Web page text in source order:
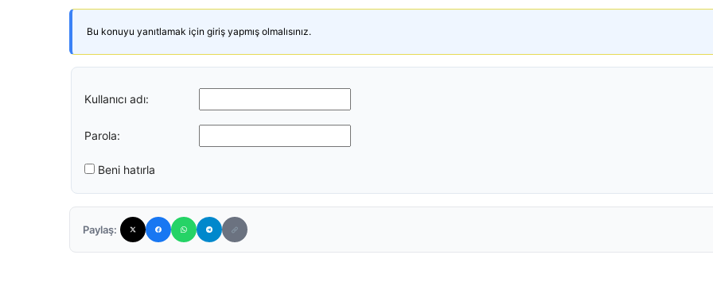
Bu konuyu yanıtlamak için giriş yapmış olmalısınız.
Kullanıcı adı:
Parola:
Beni hatırla
Paylaş: